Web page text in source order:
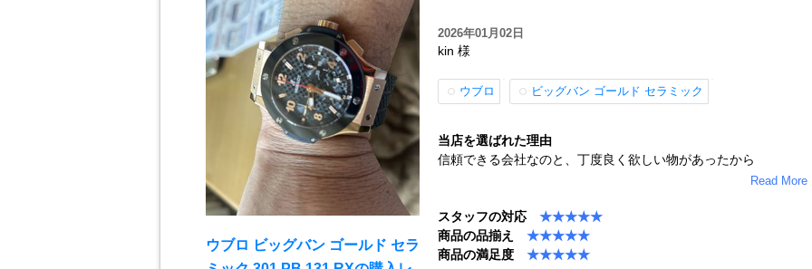
ウブロ ビッグバン ゴールド セラ
2026年01月02日
kin 様
ウブロ ビッグバン ゴールド セラミック
当店を選ばれた理由
信頼できる会社なのと、丁度良く欲しい物があったから
Read More
スタッフの対応★★★★★
商品の品揃え★★★★★
商品の満足度★★★★★